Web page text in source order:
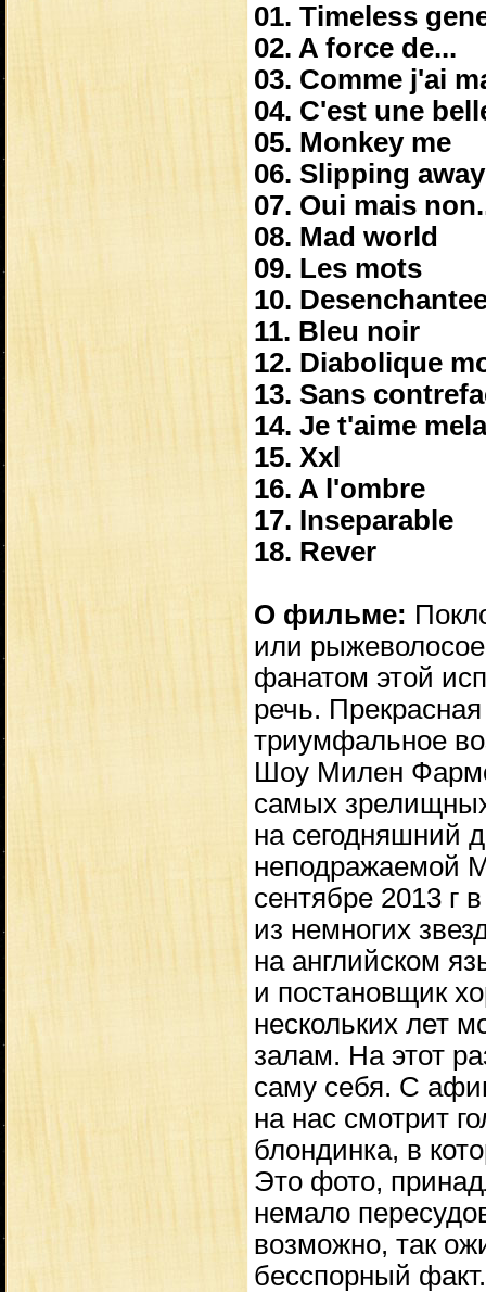
01. Timeless
02. A force de...
03. Comme j'ai
04. C'est une
05. Monkey me
06. Slipping
07. Oui mais
08. Mad world
09. Les mots
10.
11. Bleu noir
12. Diabolique
13. Sans
14. Je t'aime
15. Xxl
16. A l'ombre
17. Inseparable
18. Rever
О фильме:
или
фанатом этой
речь.
триумфальное
Шоу Милен
самых
на
неподражаемой
сентябре 2013 г
из немногих
на английском
и постановщик
нескольких лет
залам. На этот
саму себя. С
на нас смотрит
блондинка, в
Это фото,
немало
возможно, так
бесспорный факт.